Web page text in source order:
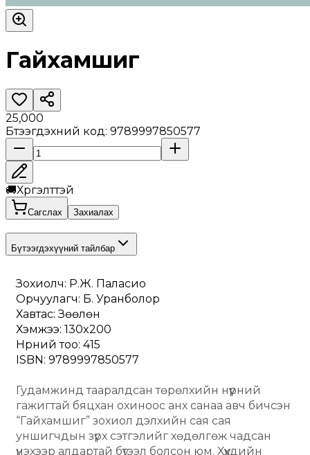
Гайхамшиг
25,000
Бүтээгдэхүүний код: 9789997850577
🚚Хүргэлттэй
Сагслах Захиалах
Бүтээгдэхүүний тайлбар
Зохиолч: Р.Ж. Паласио
Орчуулагч: Б. Уранболор
Хавтас: Зөөлөн
Хэмжээ: 130x200
Нүүрний тоо: 415
ISBN: 9789997850577
Гудамжинд тааралдсан төрөлхийн нүүрний
гажигтай бяцхан охиноос анх санаа авч бичсэн
“Гайхамшиг” зохиол дэлхийн сая сая
уншигчдын зүрх сэтгэлийг хөдөлгөж чадсан
үнэхээр алдартай бүтээл болсон юм. Хүүхдийн